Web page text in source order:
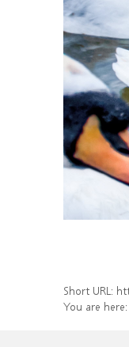
Short URL:
You are here: